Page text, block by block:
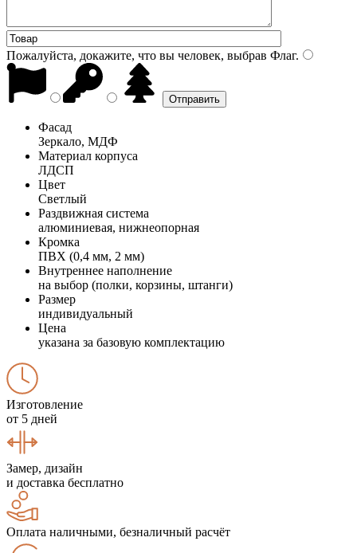
Пожалуйста, докажите, что вы человек, выбрав Флаг.
Фасад
Зеркало, МДФ
Материал корпуса
ЛДСП
Цвет
Светлый
Раздвижная система
алюминиевая, нижнеопорная
Кромка
ПВХ (0,4 мм, 2 мм)
Внутреннее наполнение
на выбор (полки, корзины, штанги)
Размер
индивидуальный
Цена
указана за базовую комплектацию
Изготовление
от 5 дней
Замер, дизайн
и доставка бесплатно
Оплата наличными, безналичный расчёт